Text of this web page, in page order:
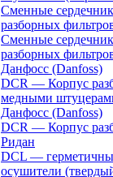
Сменные
разборных
Сменные
разборных
Данфосс (Danfoss)
DCR — Корпус
медными
Данфосс (Danfoss)
DCR — Корпус
Ридан
DCL —
осушители